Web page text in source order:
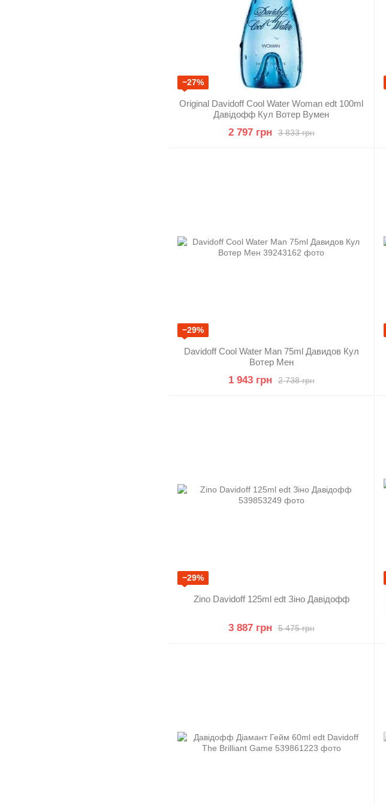
−27%
Original Davidoff Cool Water Woman edt 100ml
Давідофф Кул Вотер Вумен
3 833 грн
2 797 грн
−29%
Davidoff Cool Water Man 75ml Давидов Кул
Вотер Мен
2 738 грн
1 943 грн
−29%
Zino Davidoff 125ml edt Зіно Давідофф
5 475 грн
3 887 грн